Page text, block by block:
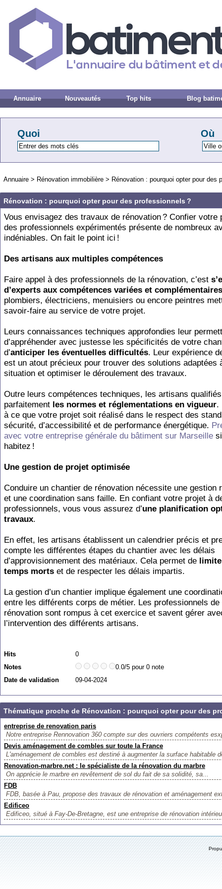
Annuaire Nouveautés Top hits Blog
Quoi Où
Annuaire > Rénovation immobilière > Rénovation : pourquoi opter pour des
Rénovation : pourquoi opter pour des professionnels ?
Vous envisagez des travaux de rénovation ? Confier votre
des professionnels expérimentés présente de nombreux
indéniables. On fait le point ici !
Des artisans aux multiples compétences
Faire appel à des professionnels de la rénovation, c’est
d’experts aux compétences variées et complémentaires
plombiers, électriciens, menuisiers ou encore peintres
savoir-faire au service de votre projet.
Leurs connaissances techniques approfondies leur
d’appréhender avec justesse les spécificités de votre
d’anticiper les éventuelles difficultés. Leur expérience
est un atout précieux pour trouver des solutions adaptées
situation et optimiser le déroulement des travaux.
Outre leurs compétences techniques, les artisans
parfaitement les normes et réglementations en vigueur.
à ce que votre projet soit réalisé dans le respect des
sécurité, d’accessibilité et de performance énergétique.
avec votre entreprise générale du bâtiment sur Marseille
habitez !
Une gestion de projet optimisée
Conduire un chantier de rénovation nécessite une gestion
et une coordination sans faille. En confiant votre projet à
professionnels, vous vous assurez d’une planification
travaux.
En effet, les artisans établissent un calendrier précis et
compte les différentes étapes du chantier avec les délais
d’approvisionnement des matériaux. Cela permet de
temps morts et de respecter les délais impartis.
La gestion d’un chantier implique également une
entre les différents corps de métier. Les professionnels de
rénovation sont rompus à cet exercice et savent gérer
l’intervention des différents artisans.
Hits
0
Notes
0.0/5 pour 0 note
Date de validation
09-04-2024
Thématique proche de Rénovation : pourquoi opter pour des
entreprise de renovation paris
Notre entreprise Rennovation 360 compte sur des ouvriers compétents
Devis aménagement de combles sur toute la France
L'aménagement de combles est destiné à augmenter la surface habitable
Renovation-marbre.net : le spécialiste de la rénovation du marbre
On apprécie le marbre en revêtement de sol du fait de sa solidité, sa...
FDB
FDB, basée à Pau, propose des travaux de rénovation et aménagement
Edificeo
Edificeo, situé à Fay-De-Bretagne, est une entreprise de rénovation